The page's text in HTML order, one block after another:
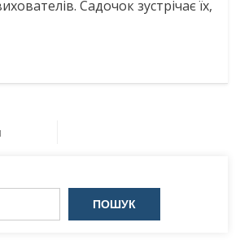
Садочок зустрічає їх,
ПОШУК